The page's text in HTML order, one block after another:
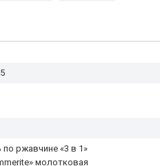
по ржавчине «3 в 1»
молотковая